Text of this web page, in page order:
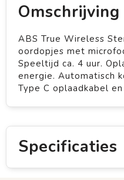
Omschrijving
ABS True Wireless
oordopjes met
Speeltijd ca. 4 uur.
energie. Automatisch
Type C oplaadkabel
Specificaties